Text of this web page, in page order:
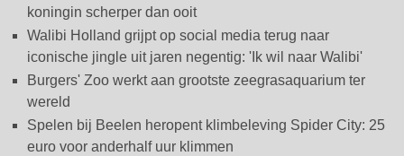
koningin scherper dan ooit
Walibi Holland grijpt op social media terug naar
iconische jingle uit jaren negentig: 'Ik wil naar Walibi'
Burgers' Zoo werkt aan grootste zeegrasaquarium ter
wereld
Spelen bij Beelen heropent klimbeleving Spider City: 25
euro voor anderhalf uur klimmen